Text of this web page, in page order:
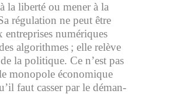
la li­berté ou mener à la
ré­gu­la­tion ne peut être
en­tre­prises nu­mé­riques
algorithmes ; elle re­lève
la po­li­tique. Ce n’est pas
monopole éco­no­mique
faut cas­ser par le dé­man­